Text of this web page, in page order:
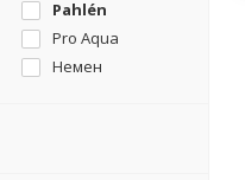
Pahlén
Pro Aqua
Немен